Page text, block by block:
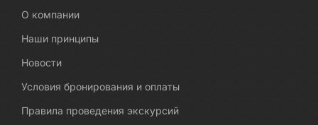
О компании
Наши принципы
Новости
Условия бронирования и оплаты
Правила проведения экскурсий